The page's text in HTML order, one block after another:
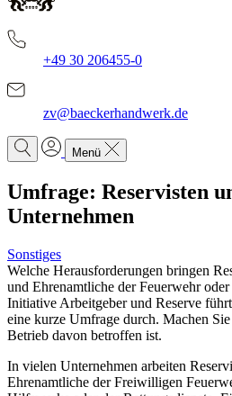
+49 30 206455-0
zv@baeckerhandwerk.de
Menü
Umfrage: Reservisten
Unternehmen
Sonstiges
Welche Herausforderungen bringen
und Ehrenamtliche der Feuerwehr
Initiative Arbeitgeber und Reserve
eine kurze Umfrage durch. Machen
Betrieb davon betroffen ist.
In vielen Unternehmen arbeiten
Ehrenamtliche der Freiwilligen